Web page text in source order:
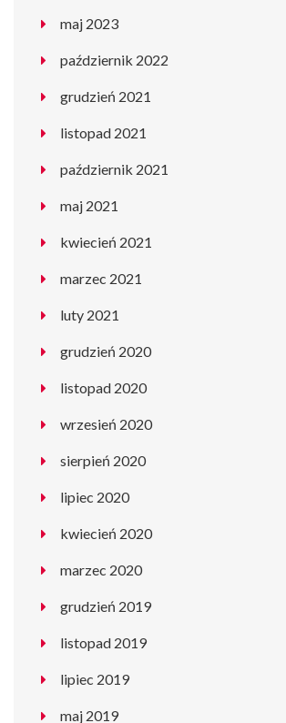
maj 2023
październik 2022
grudzień 2021
listopad 2021
październik 2021
maj 2021
kwiecień 2021
marzec 2021
luty 2021
grudzień 2020
listopad 2020
wrzesień 2020
sierpień 2020
lipiec 2020
kwiecień 2020
marzec 2020
grudzień 2019
listopad 2019
lipiec 2019
maj 2019